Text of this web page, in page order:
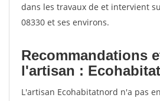
dans les travaux de et intervient
08330 et ses environs.
Recommandations
l'artisan :
L'artisan Ecohabitatnord n'a pas